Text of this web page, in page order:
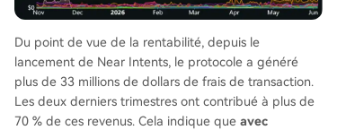
Du point de vue de la rentabilité, depuis le
lancement de Near Intents, le protocole a généré
plus de 33 millions de dollars de frais de transaction.
Les deux derniers trimestres ont contribué à plus de
70 % de ces revenus. Cela indique que avec